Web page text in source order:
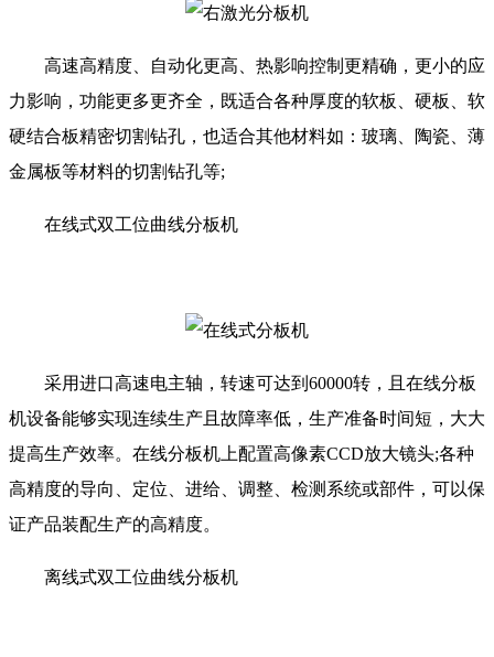
高速高精度、自动化更高、热影响控制更精确，更小的应
力影响，功能更多更齐全，既适合各种厚度的软板、硬板、软
硬结合板精密切割钻孔，也适合其他材料如：玻璃、陶瓷、薄
金属板等材料的切割钻孔等;
在线式双工位曲线分板机
采用进口高速电主轴，转速可达到60000转，且在线分板
机设备能够实现连续生产且故障率低，生产准备时间短，大大
提高生产效率。在线分板机上配置高像素CCD放大镜头;各种
高精度的导向、定位、进给、调整、检测系统或部件，可以保
证产品装配生产的高精度。
离线式双工位曲线分板机